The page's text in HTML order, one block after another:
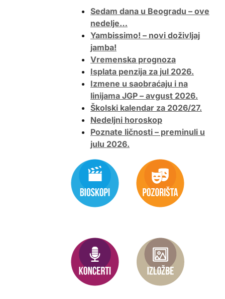
Sedam dana u Beogradu – ove
nedelje…
Yambissimo! – novi doživljaj
jamba!
Vremenska prognoza
Isplata penzija za jul 2026.
Izmene u saobraćaju i na
linijama JGP – avgust 2026.
Školski kalendar za 2026/27.
Nedeljni horoskop
Poznate ličnosti – preminuli u
julu 2026.